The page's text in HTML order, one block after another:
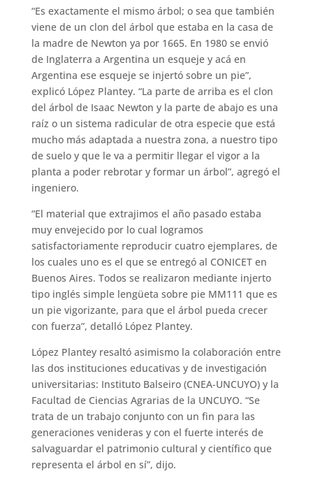
“Es exactamente el mismo árbol; o sea que también
viene de un clon del árbol que estaba en la casa de
la madre de Newton ya por 1665. En 1980 se envió
de Inglaterra a Argentina un esqueje y acá en
Argentina ese esqueje se injertó sobre un pie”,
explicó López Plantey. “La parte de arriba es el clon
del árbol de Isaac Newton y la parte de abajo es una
raíz o un sistema radicular de otra especie que está
mucho más adaptada a nuestra zona, a nuestro tipo
de suelo y que le va a permitir llegar el vigor a la
planta a poder rebrotar y formar un árbol”, agregó el
ingeniero.
“El material que extrajimos el año pasado estaba
muy envejecido por lo cual logramos
satisfactoriamente reproducir cuatro ejemplares, de
los cuales uno es el que se entregó al CONICET en
Buenos Aires. Todos se realizaron mediante injerto
tipo inglés simple lengüeta sobre pie MM111 que es
un pie vigorizante, para que el árbol pueda crecer
con fuerza”, detalló López Plantey.
López Plantey resaltó asimismo la colaboración entre
las dos instituciones educativas y de investigación
universitarias: Instituto Balseiro (CNEA-UNCUYO) y la
Facultad de Ciencias Agrarias de la UNCUYO. “Se
trata de un trabajo conjunto con un fin para las
generaciones venideras y con el fuerte interés de
salvaguardar el patrimonio cultural y científico que
representa el árbol en sí”, dijo.